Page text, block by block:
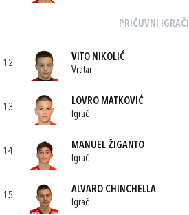
PRIČUVNI IGRAČI
12
VITO NIKOLIĆ
Vratar
13
LOVRO MATKOVIĆ
Igrač
14
MANUEL ŽIGANTO
Igrač
15
ALVARO CHINCHELLA
Igrač